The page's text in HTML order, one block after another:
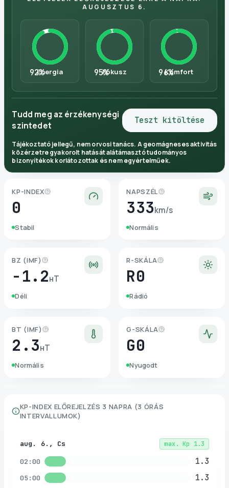
AUGUSZTUS 6.
92%
Energia 95%
Fókusz 96%
Komfort
Tudd meg az érzékenységi
szintedet
Teszt kitöltése
Tájékoztató jellegű, nem orvosi tanács. A geomágneses aktivitás
közérzetre gyakorolt hatását alátámasztó tudományos
bizonyítékok korlátozottak és nem egyértelműek.
KP-INDEX
0
Stabil
NAPSZÉL
333km/s
Normális
BZ (IMF)
-1.2нТ
Déli
R-SKÁLA
R0
Rádió
BT (IMF)
2.3нТ
Normális
G-SKÁLA
G0
Nyugodt
KP-INDEX ELŐREJELZÉS 3 NAPRA (3 ÓRÁS
INTERVALLUMOK)
aug. 6., Cs max. Kp 1.3
02:00 1.3
05:00 1.3